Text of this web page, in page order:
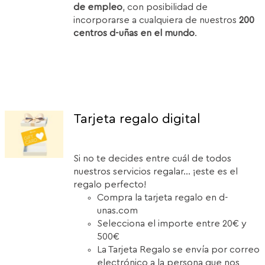
de empleo, con posibilidad de
incorporarse a cualquiera de nuestros200
centros d-uñas en el mundo.
Tarjeta regalo digital
Si no te decides entre cuál de todos
nuestros servicios regalar... ¡este es el
regalo perfecto!
Compra la tarjeta regalo en d-
unas.com
Selecciona el importe entre 20€ y
500€
La Tarjeta Regalo se envía por correo
electrónico a la persona que nos